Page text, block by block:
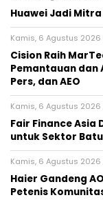
Huawei Jadi Mitra
Kamis, 6 Agustus 2026
Cision Raih
Pemantauan dan
Pers, dan AEO
Kamis, 6 Agustus 2026
Fair Finance Asia
untuk Sektor Batu
Kamis, 6 Agustus 2026
Haier Gandeng
Petenis